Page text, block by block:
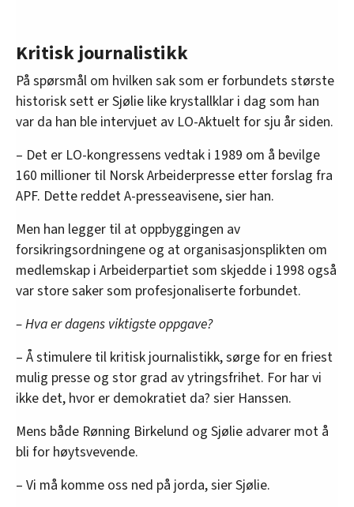
Kritisk journalistikk
På spørsmål om hvilken sak som er forbundets største
historisk sett er Sjølie like krystallklar i dag som han
var da han ble intervjuet av LO-Aktuelt for sju år siden.
– Det er LO-kongressens vedtak i 1989 om å bevilge
160 millioner til Norsk Arbeiderpresse etter forslag fra
APF. Dette reddet A-presseavisene, sier han.
Men han legger til at oppbyggingen av
forsikringsordningene og at organisasjonsplikten om
medlemskap i Arbeiderpartiet som skjedde i 1998 også
var store saker som profesjonaliserte forbundet.
– Hva er dagens viktigste oppgave?
– Å stimulere til kritisk journalistikk, sørge for en friest
mulig presse og stor grad av ytringsfrihet. For har vi
ikke det, hvor er demokratiet da? sier Hanssen.
Mens både Rønning Birkelund og Sjølie advarer mot å
bli for høytsvevende.
– Vi må komme oss ned på jorda, sier Sjølie.